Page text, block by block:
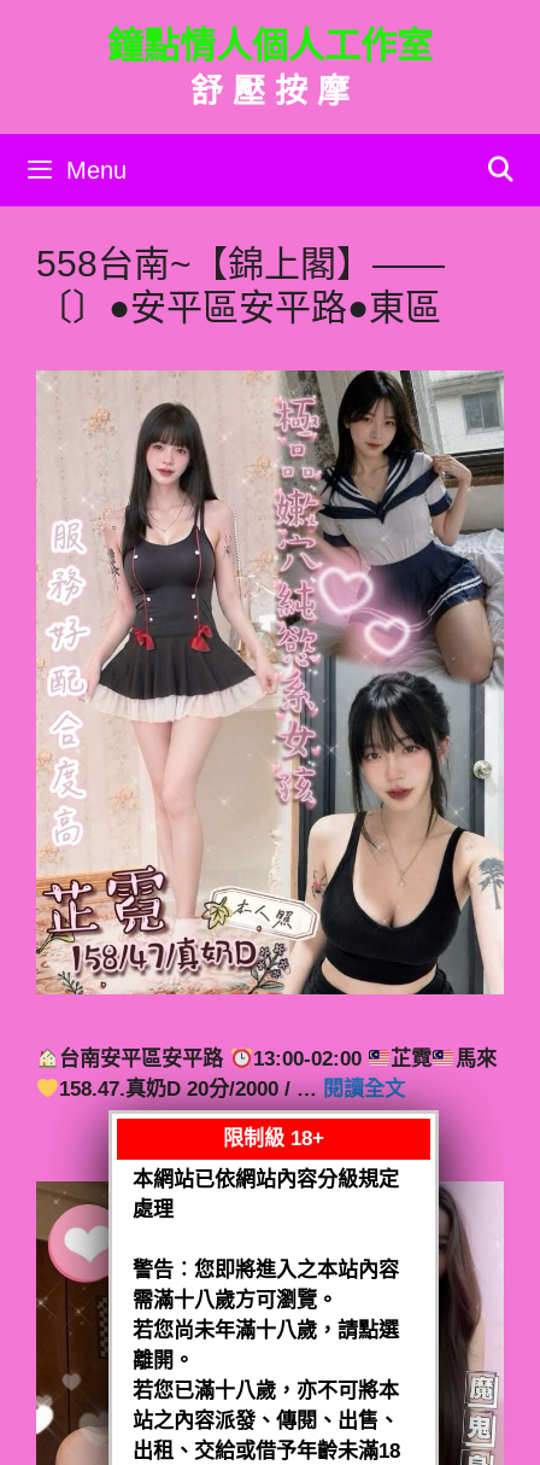
內
鐘點情人個人工作室
舒 壓 按 摩
Menu
558台南~【錦上閣】——
〔〕●安平區安平路●東區
台南安平區安平路 13:00-02:00 芷霓
馬來
158.47.真奶D 20分/2000 / … 閱讀全文
限制級 18+
本網站已依網站內容分級規定
處理
警告︰您即將進入之本站內容
需滿十八歲方可瀏覽。
若您尚未年滿十八歲，請點選
離開。
若您已滿十八歲，亦不可將本
站之內容派發、傳閱、出售、
出租、交給或借予年齡未滿18